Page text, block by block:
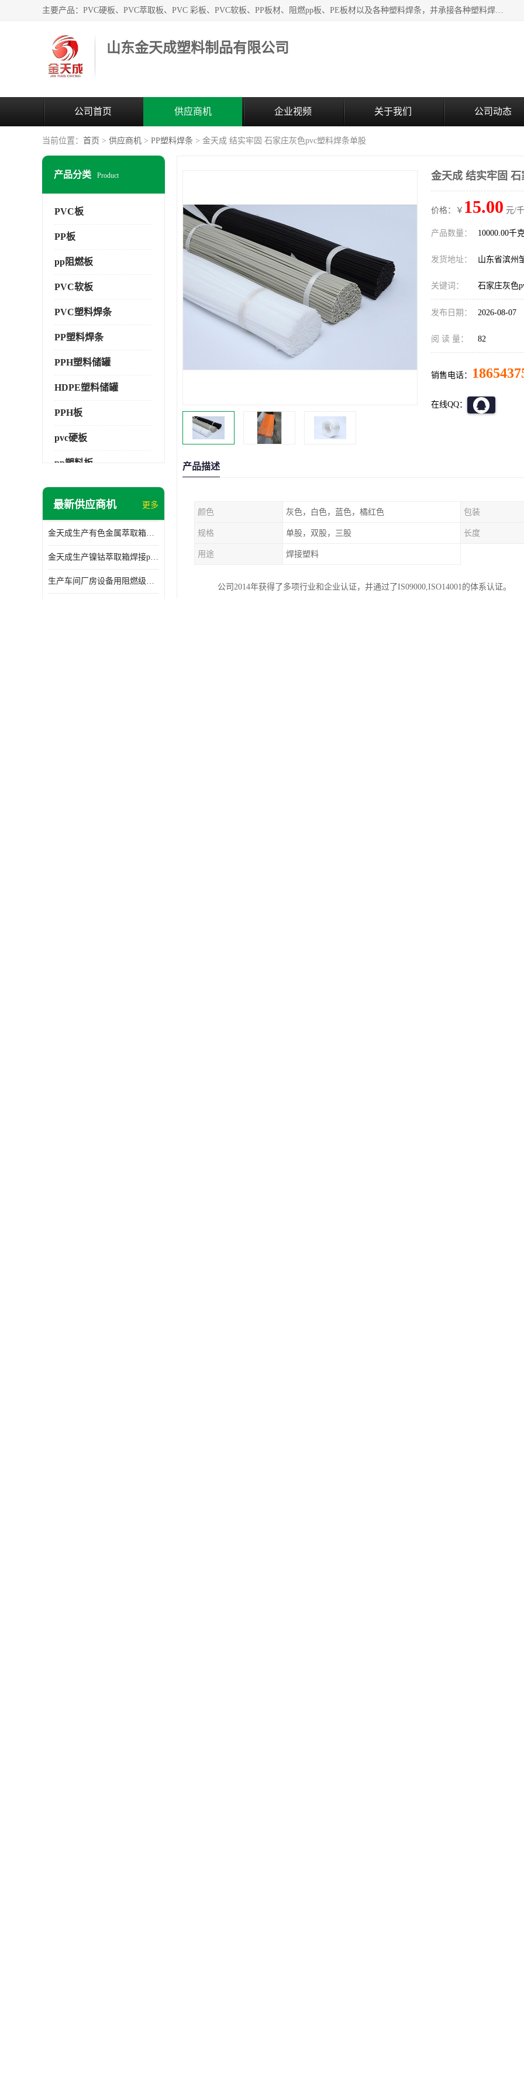
主要产品：PVC硬板、PVC萃取板、PVC 彩板、PVC软板、PP板材、阻燃pp板、PE板材以及各种塑料焊条，并承接各种塑料焊接工程，其产品广泛应用于环保设备、化工、石油、电镀、电子、建筑、食品、医药等多种行业，产品销售己覆盖全国多个省、市(直辖市)及自治区，并己经远销国外。
山东金天成塑料制品有限公司
公司首页 供应商机 企业视频 关于我们 公司动态
当前位置： 首页 > 供应商机 > PP塑料焊条 > 金天成 结实牢固 石家庄灰色pvc塑料焊条单股
产品分类 Product
PVC板
PP板
pp阻燃板
PVC软板
PVC塑料焊条
PP塑料焊条
PPH塑料储罐
HDPE塑料储罐
PPH板
pvc硬板
pp塑料板
pvc萃取板
最新供应商机 更多
金天成生产有色金属萃取箱焊接pvc板
金天成生产镍钴萃取箱焊接pvc萃取板
生产车间厂房设备用阻燃级别pp硬板
金天成 结实牢固
价格：￥ 15.00 元/
产品数量： 10000.00千
发货地址： 山东省滨州
关键词： 石家庄灰色
发布日期： 2026-08-07
阅 读 量： 82
销售电话：
在线QQ：
产品描述
颜色 灰色，白色，蓝色，橘红色 包装
规格 单股，双股，三股 长度
用途 焊接塑料
公司2014年获得了多项行业和企业认证，并通过了IS09000,ISO14001的体系认证。